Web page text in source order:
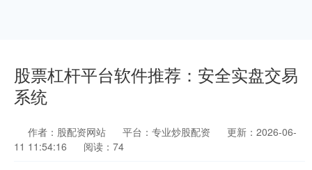
股票杠杆平台软件推荐：安全实盘交易
系统
作者：股配资网站 平台：专业炒股配资
更新：2026-06-
11 11:54:16
阅读：74